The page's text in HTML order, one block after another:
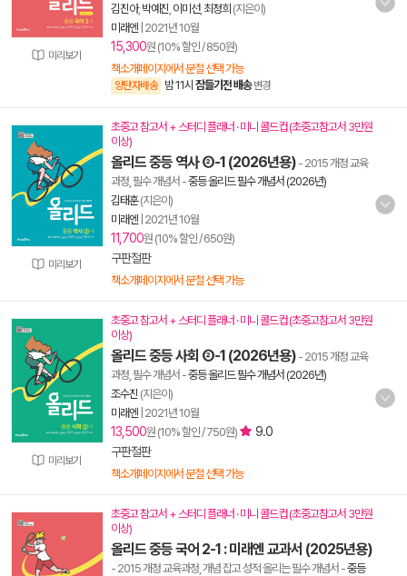
미리보기
김진아, 박예진 이미선, 최정희 (지은이)
미래엔 2021년 10월
15,300원 (10% 할인 / 850원)
책소개페이지에서 분철 선택 가능
양탄자배송 밤 11시 잠들기전 배송 변경
미리보기
초중고 참고서 + 스터디 플래너 · 미니 콜드컵 (초중고참고서 3만원
이상)
올리드 중등 역사 ②-1 (2026년용) - 2015 개정 교육
과정, 필수 개념서 -중등 올리드 필수 개념서 (2026년)
김태훈(지은이)
미래엔 2021년 10월
11,700원 (10% 할인 / 650원)
구판절판
책소개페이지에서 분철 선택 가능
미리보기
초중고 참고서 + 스터디 플래너 · 미니 콜드컵 (초중고참고서 3만원
이상)
올리드 중등 사회 ②-1 (2026년용) - 2015 개정 교육
과정, 필수 개념서 -중등 올리드 필수 개념서 (2026년)
조수진 (지은이)
미래엔 2021년 10월
13,500원 (10% 할인 / 750원)
9.0
구판절판
책소개페이지에서 분철 선택 가능
초중고 참고서 + 스터디 플래너 · 미니 콜드컵 (초중고참고서 3만원
이상)
올리드 중등 국어 2-1 : 미래엔 교과서 (2025년용)
- 2015 개정 교육과정, 개념 잡고 성적 올리는 필수 개념서 -중등